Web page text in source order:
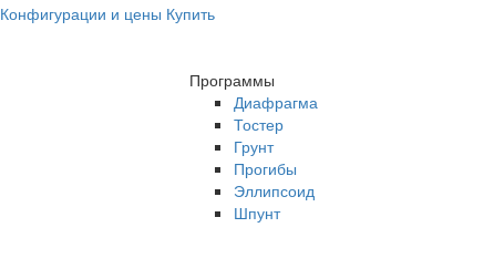
Конфигурации и цены Купить
Программы
Диафрагма
Тостер
Грунт
Прогибы
Эллипсоид
Шпунт